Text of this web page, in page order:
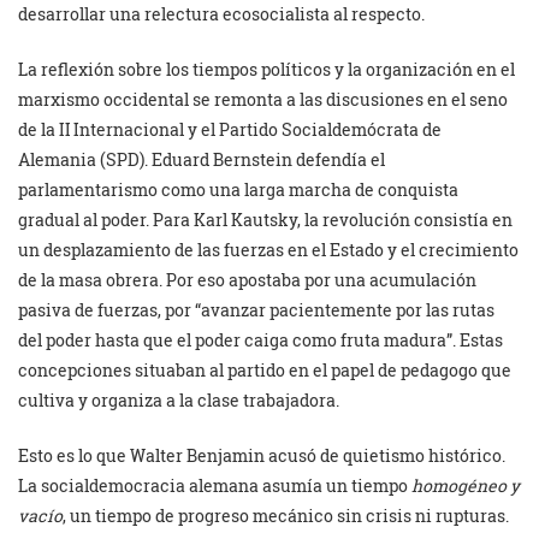
desarrollar una relectura ecosocialista al respecto.
La reflexión sobre los tiempos políticos y la organización en el
marxismo occidental se remonta a las discusiones en el seno
de la II Internacional y el Partido Socialdemócrata de
Alemania (SPD). Eduard Bernstein defendía el
parlamentarismo como una larga marcha de conquista
gradual al poder. Para Karl Kautsky, la revolución consistía en
un desplazamiento de las fuerzas en el Estado y el crecimiento
de la masa obrera. Por eso apostaba por una acumulación
pasiva de fuerzas, por “avanzar pacientemente por las rutas
del poder hasta que el poder caiga como fruta madura”. Estas
concepciones situaban al partido en el papel de pedagogo que
cultiva y organiza a la clase trabajadora.
Esto es lo que Walter Benjamin acusó de quietismo histórico.
La socialdemocracia alemana asumía un tiempohomogéneo y
vacío, un tiempo de progreso mecánico sin crisis ni rupturas.